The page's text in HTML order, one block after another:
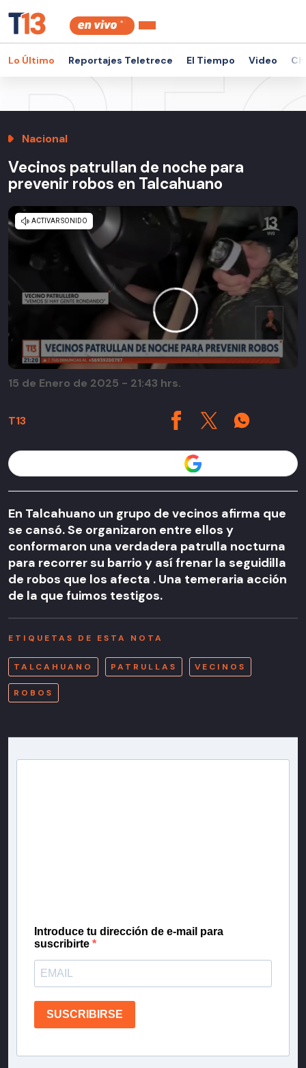
Lo Último Reportajes Teletrece El Tiempo Video
Nacional
Vecinos patrullan de noche para
prevenir robos en Talcahuano
T13
15 de Enero de 2025 - 21:43 hrs.
En Talcahuano un grupo de vecinos afirma que
se cansó. Se organizaron entre ellos y
conformaron una verdadera patrulla nocturna
para recorrer su barrio y así frenar la seguidilla
de robos que los afecta . Una temeraria acción
de la que fuimos testigos.
ETIQUETAS DE ESTA NOTA
TALCAHUANO PATRULLAS VECINOS
ROBOS
Introduce tu dirección de e-mail para
suscribirte
SUSCRIBIRSE